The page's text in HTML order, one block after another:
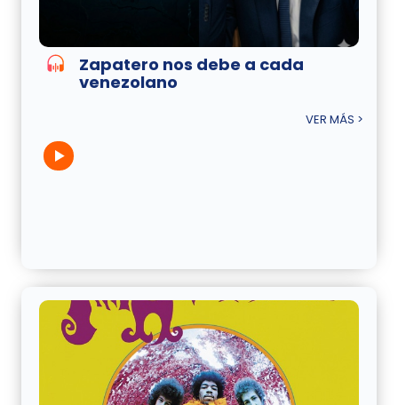
Zapatero nos debe a cada
venezolano
VER MÁS >